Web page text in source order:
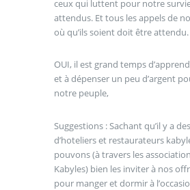
ceux qui luttent pour notre
attendus. Et tous les appels de
où qu’ils soient doit être attendu.
OUI, il est grand temps
et à dépenser un peu d’argent
notre peuple,
Suggestions : Sachant qu’il y a
d’hoteliers et restaurateurs
pouvons (à travers les
Kabyles) bien les inviter à nos
pour manger et dormir à